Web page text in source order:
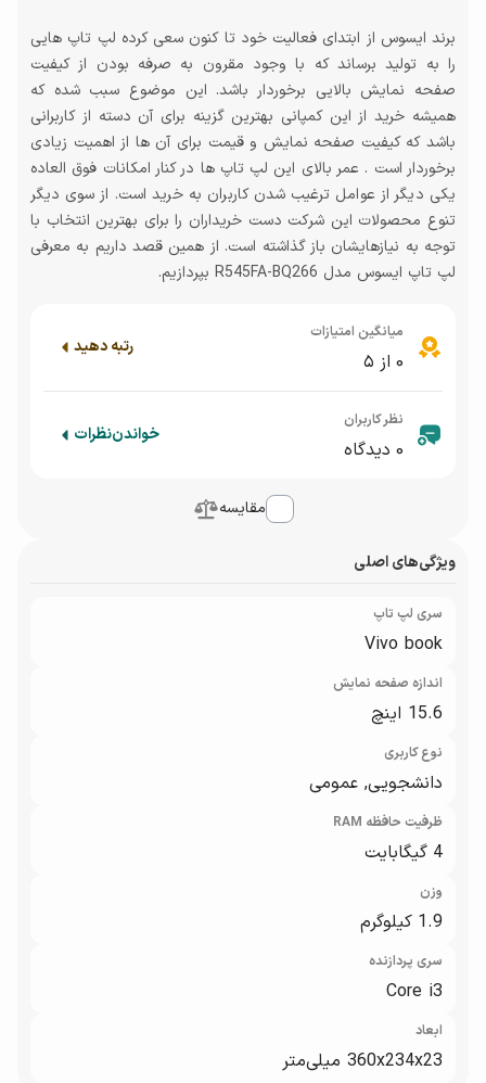
برند ایسوس از ابتدای فعالیت خود تا کنون سعی کرده لپ تاپ هایی
را به تولید برساند که با وجود مقرون به صرفه بودن از کیفیت
صفحه نمایش بالایی برخوردار باشد. این موضوع سبب شده که
همیشه خرید از این کمپانی بهترین گزینه برای آن دسته از کاربرانی
باشد که کیفیت صفحه نمایش و قیمت برای آن ها از اهمیت زیادی
برخوردار است . عمر بالای این لپ تاپ ها در کنار امکانات فوق العاده
یکی دیگر از عوامل ترغیب شدن کاربران به خرید است. از سوی دیگر
تنوع محصولات این شرکت دست خریداران را برای بهترین انتخاب با
توجه به نیازهایشان باز گذاشته است. از همین قصد داریم به معرفی
لپ تاپ ایسوس مدل R545FA-BQ266 بپردازیم.
میانگین امتیازات
0 از ۵
رتبه دهید
نظر کاربران
0 دیدگاه
خواندننظرات
مقایسه
ویژگی‌های اصلی
سری لپ تاپ
Vivo book
اندازه صفحه نمایش
15.6 اینچ
نوع کاربری
دانشجویی, عمومی
ظرفیت حافظه RAM
4 گیگابایت
وزن
1.9 کیلوگرم
سری پردازنده
Core i3
ابعاد
360x234x23 میلی‌متر